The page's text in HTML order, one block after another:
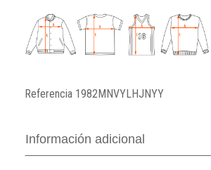
Referencia 1982MNVYLHJNYY
Información adicional